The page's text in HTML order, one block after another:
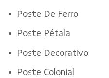
Poste De Ferro
Poste Pétala
Poste Decorativo
Poste Colonial